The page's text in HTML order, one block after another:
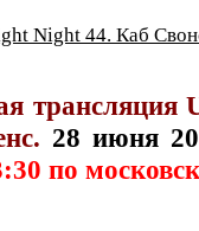
Night 44. Каб
трансляция
28 июня
по